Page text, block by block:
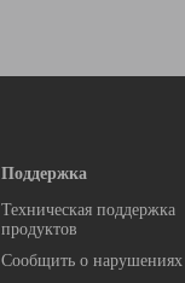
Поддержка
Техническая поддержка
продуктов
Сообщить о нарушениях